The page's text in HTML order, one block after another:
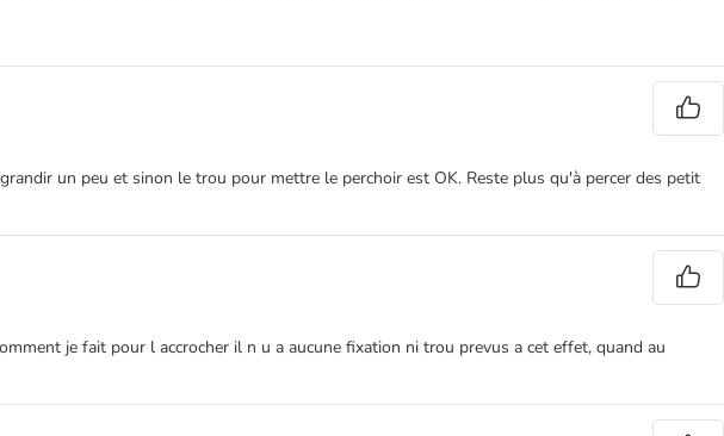
un peu et sinon le trou pour mettre le perchoir est OK. Reste plus qu'à percer des petit
je fait pour l accrocher il n u a aucune fixation ni trou prevus a cet effet, quand au